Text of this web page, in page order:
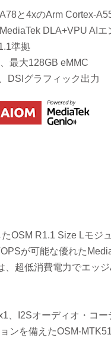
Arm Cortex-A55搭載ヘキサコアの
DLA+VPU AIエ
準拠
最大128GB eMMC
DSIグラフィック出力
OSM R1.1 Size Lモジ
が可能な優れた
超低消費電力でエッ
、I2Sオーディオ・コー
ンを備えたOSM-